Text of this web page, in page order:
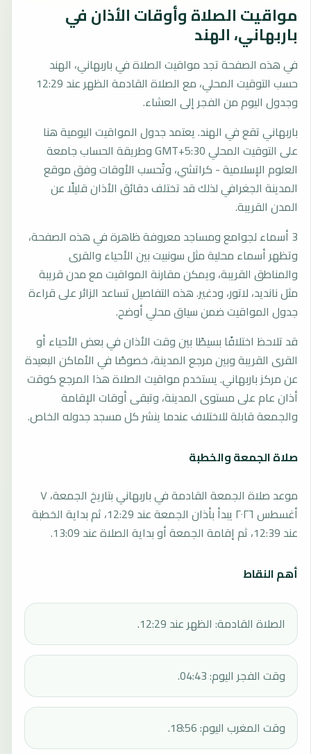
مواقيت الصلاة وأوقات الأذان في
باربهاني، الهند
في هذه الصفحة تجد مواقيت الصلاة في باربهاني، الهند
حسب التوقيت المحلي، مع الصلاة القادمة الظهر عند 12:29
وجدول اليوم من الفجر إلى العشاء.
باربهاني تقع في الهند. يعتمد جدول المواقيت اليومية هنا
على التوقيت المحلي GMT+5:30 وطريقة الحساب جامعة
العلوم الإسلامية - كراتشي، وتُحسب الأوقات وفق موقع
المدينة الجغرافي لذلك قد تختلف دقائق الأذان قليلًا عن
المدن القريبة.
3 أسماء لجوامع ومساجد معروفة ظاهرة في هذه الصفحة،
وتظهر أسماء محلية مثل سونبيت بين الأحياء والقرى
والمناطق القريبة، ويمكن مقارنة المواقيت مع مدن قريبة
مثل نانديد، لاتور، ودغير. هذه التفاصيل تساعد الزائر على قراءة
جدول المواقيت ضمن سياق محلي أوضح.
قد تلاحظ اختلافًا بسيطًا بين وقت الأذان في بعض الأحياء أو
القرى القريبة وبين مرجع المدينة، خصوصًا في الأماكن البعيدة
عن مركز باربهاني. يستخدم مواقيت الصلاة هذا المرجع كوقت
أذان عام على مستوى المدينة، وتبقى أوقات الإقامة
والجمعة قابلة للاختلاف عندما ينشر كل مسجد جدوله الخاص.
صلاة الجمعة والخطبة
موعد صلاة الجمعة القادمة في باربهاني بتاريخ الجمعة، ٧
أغسطس ٢٠٢٦ يبدأ بأذان الجمعة عند 12:29، ثم بداية الخطبة
عند 12:39، ثم إقامة الجمعة أو بداية الصلاة عند 13:09.
أهم النقاط
الصلاة القادمة: الظهر عند 12:29.
وقت الفجر اليوم: 04:43.
وقت المغرب اليوم: 18:56.